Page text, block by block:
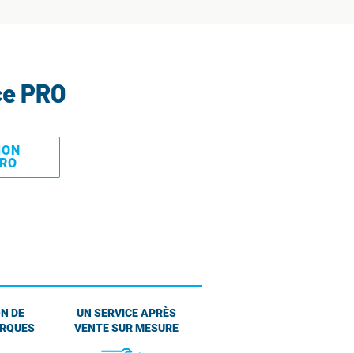
PRO
DE
UN SERVICE APRÈS
VENTE SUR MESURE